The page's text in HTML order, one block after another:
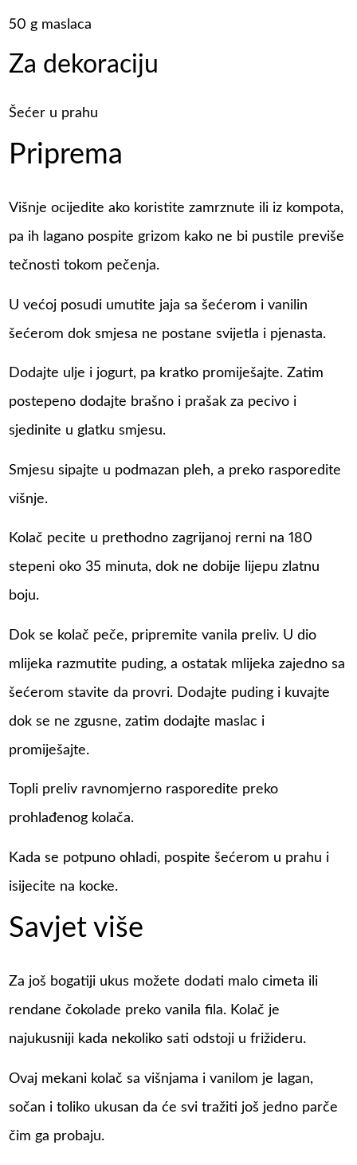
50 g maslaca
Za dekoraciju
Šećer u prahu
Priprema
Višnje ocijedite ako koristite zamrznute ili iz kompota,
pa ih lagano pospite grizom kako ne bi pustile previše
tečnosti tokom pečenja.
U većoj posudi umutite jaja sa šećerom i vanilin
šećerom dok smjesa ne postane svijetla i pjenasta.
Dodajte ulje i jogurt, pa kratko promiješajte. Zatim
postepeno dodajte brašno i prašak za pecivo i
sjedinite u glatku smjesu.
Smjesu sipajte u podmazan pleh, a preko rasporedite
višnje.
Kolač pecite u prethodno zagrijanoj rerni na 180
stepeni oko 35 minuta, dok ne dobije lijepu zlatnu
boju.
Dok se kolač peče, pripremite vanila preliv. U dio
mlijeka razmutite puding, a ostatak mlijeka zajedno sa
šećerom stavite da provri. Dodajte puding i kuvajte
dok se ne zgusne, zatim dodajte maslac i
promiješajte.
Topli preliv ravnomjerno rasporedite preko
prohlađenog kolača.
Kada se potpuno ohladi, pospite šećerom u prahu i
isijecite na kocke.
Savjet više
Za još bogatiji ukus možete dodati malo cimeta ili
rendane čokolade preko vanila fila. Kolač je
najukusniji kada nekoliko sati odstoji u frižideru.
Ovaj mekani kolač sa višnjama i vanilom je lagan,
sočan i toliko ukusan da će svi tražiti još jedno parče
čim ga probaju.